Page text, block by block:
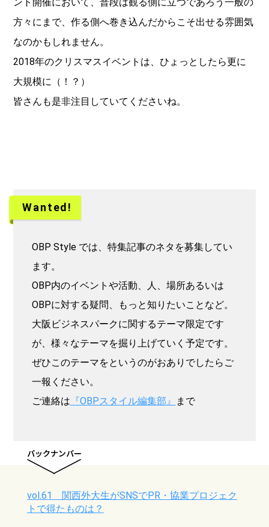
方々にまで、作る側へ巻き込んだからこそ出せる雰囲気
なのかもしれません。
2018年のクリスマスイベントは、ひょっとしたら更に
大規模に（！？）
皆さんも是非注目していてくださいね。
Wanted!
OBP Style では、特集記事のネタを募集してい
ます。
OBP内のイベントや活動、人、場所あるいは
OBPに対する疑問、もっと知りたいことなど。
大阪ビジネスパークに関するテーマ限定です
が、様々なテーマを掘り上げていく予定です。
ぜひこのテーマをというのがおありでしたらご
一報ください。
ご連絡は 『OBPスタイル編集部』 まで
vol.61 関西外大生がSNSでPR・協業プロジェク
トで得たものは？